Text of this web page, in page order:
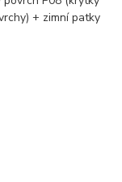
+ zimní patky